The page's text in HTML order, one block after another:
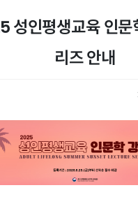
성인평생교육 인문
리즈 안내